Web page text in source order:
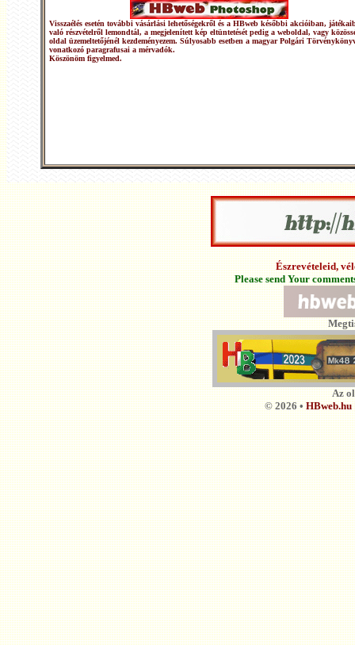
Visszaélés esetén további vásárlási lehetőségekről és a HBweb későbbi akcióiban,
való részvételről lemondtál, a megjelenített kép eltüntetését pedig a weboldal, vagy
oldal üzemeltetőjénél kezdeményezem. Súlyosabb esetben a magyar Polgári
vonatkozó paragrafusai a mérvadók.
Köszönöm figyelmed.
Észrevételeid,
Please send Your
Az
© 2026 •HBweb.hu